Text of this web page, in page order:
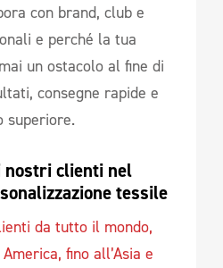
con brand, club e
e perché la tua
un ostacolo al fine di
consegne rapide e
superiore.
nostri clienti nel
tessile
da tutto il mondo,
fino all’Asia e